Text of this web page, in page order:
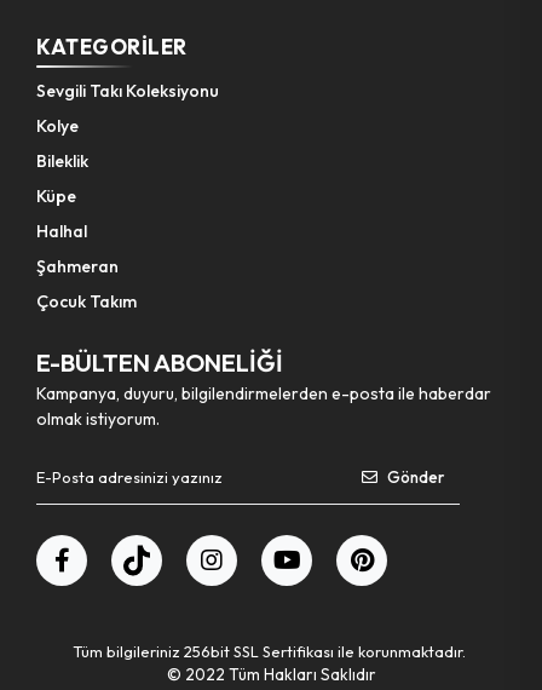
KATEGORILER
Sevgili Takı Koleksiyonu
Kolye
Bileklik
Küpe
Halhal
Şahmeran
Çocuk Takım
E-BÜLTEN ABONELİĞİ
Kampanya, duyuru, bilgilendirmelerden e-posta ile haberdar
olmak istiyorum.
Gönder
Tüm bilgileriniz 256bit SSL Sertifikası ile korunmaktadır.
© 2022 Tüm Hakları Saklıdır